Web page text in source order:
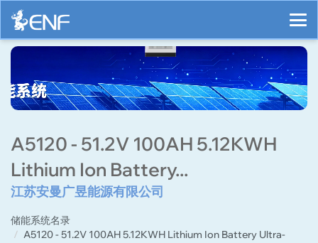
A5120 - 51.2V 100AH 5.12KWH
Lithium Ion Battery...
江苏安曼广昱能源有限公司
储能系统名录
A5120 - 51.2V 100AH 5.12KWH Lithium Ion Battery Ultra-